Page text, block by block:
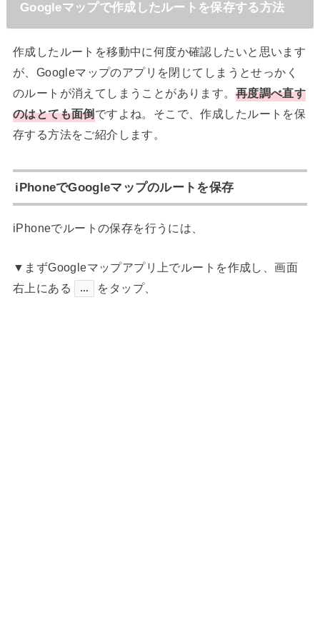
Googleマップで作成したルートを保存する方法
作成したルートを移動中に何度か確認したいと思います
が、Googleマップのアプリを閉じてしまうとせっかく
のルートが消えてしまうことがあります。 再度調べ直す
のはとても面倒ですよね。そこで、作成したルートを保
存する方法をご紹介します。
iPhoneでGoogleマップのルートを保存
iPhoneでルートの保存を行うには、
▼まずGoogleマップアプリ上でルートを作成し、画面
右上にある
… をタップ、